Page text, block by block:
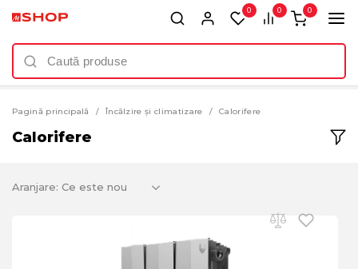
0 0 0
Pagină principală Încălzire și climatizare Calorifere
Calorifere
Aranjare: